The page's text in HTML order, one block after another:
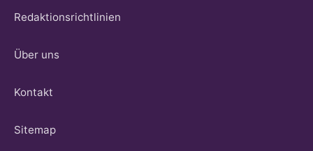
Redaktionsrichtlinien
Über uns
Kontakt
Sitemap